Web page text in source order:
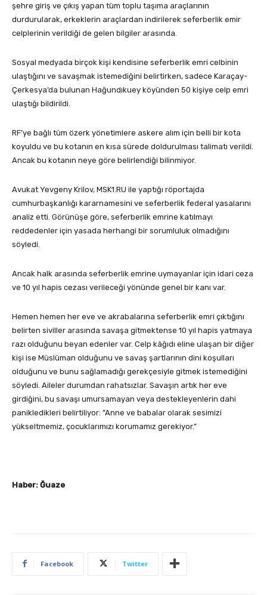
şehre giriş ve çıkış yapan tüm toplu taşıma araçlarının
durdurularak, erkeklerin araçlardan indirilerek seferberlik emir
celplerinin verildiği de gelen bilgiler arasında.
Sosyal medyada birçok kişi kendisine seferberlik emri celbinin
ulaştığını ve savaşmak istemediğini belirtirken, sadece Karaçay-
Çerkesya’da bulunan Hağundıkuey köyünden 50 kişiye celp emri
ulaştığı bildirildi.
RF’ye bağlı tüm özerk yönetimlere askere alım için belli bir kota
koyuldu ve bu kotanın en kısa sürede doldurulması talimatı verildi.
Ancak bu kotanın neye göre belirlendiği bilinmiyor.
Avukat Yevgeny Krilov, MSK1.RU ile yaptığı röportajda
cumhurbaşkanlığı kararnamesini ve seferberlik federal yasalarını
analiz etti. Görünüşe göre, seferberlik emrine katılmayı
reddedenler için yasada herhangi bir sorumluluk olmadığını
söyledi.
Ancak halk arasında seferberlik emrine uymayanlar için idari ceza
ve 10 yıl hapis cezası verileceği yönünde genel bir kanı var.
Hemen hemen her eve ve akrabalarına seferberlik emri çıktığını
belirten siviller arasında savaşa gitmektense 10 yıl hapis yatmaya
razı olduğunu beyan edenler var. Celp kâğıdı eline ulaşan bir diğer
kişi ise Müslüman olduğunu ve savaş şartlarının dini koşulları
olduğunu ve bunu sağlamadığı gerekçesiyle gitmek istemediğini
söyledi. Aileler durumdan rahatsızlar. Savaşın artık her eve
girdiğini, bu savaşı umursamayan veya destekleyenlerin dahi
panikledikleri belirtiliyor: ”Anne ve babalar olarak sesimizi
yükseltmemiz, çocuklarımızı korumamız gerekiyor.”
Haber: Ğuaze
Facebook Twitter